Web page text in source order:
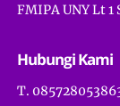
FMIPA UNY Lt 1
Hubungi Kami
T.